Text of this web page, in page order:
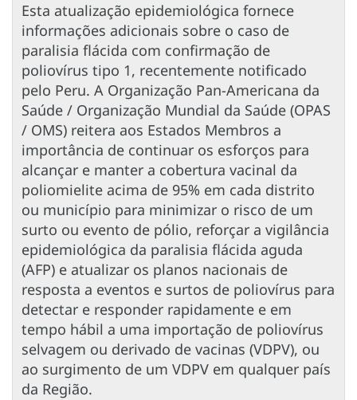
Esta atualização epidemiológica fornece
informações adicionais sobre o caso de
paralisia flácida com confirmação de
poliovírus tipo 1, recentemente notificado
pelo Peru. A Organização Pan-Americana da
Saúde / Organização Mundial da Saúde (OPAS
/ OMS) reitera aos Estados Membros a
importância de continuar os esforços para
alcançar e manter a cobertura vacinal da
poliomielite acima de 95% em cada distrito
ou município para minimizar o risco de um
surto ou evento de pólio, reforçar a vigilância
epidemiológica da paralisia flácida aguda
(AFP) e atualizar os planos nacionais de
resposta a eventos e surtos de poliovírus para
detectar e responder rapidamente e em
tempo hábil a uma importação de poliovírus
selvagem ou derivado de vacinas (VDPV), ou
ao surgimento de um VDPV em qualquer país
da Região.